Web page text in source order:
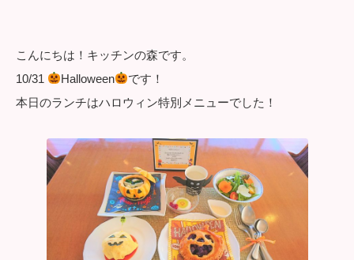
こんにちは！キッチンの森です。
10/31
Halloween
です！
本日のランチはハロウィン特別メニューでした！